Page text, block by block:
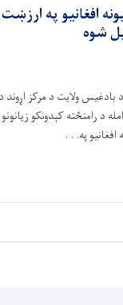
د ۳.۲ میلیونه افغانیو په ارزښت
شوه
ولایت د مرکز اړوند د
د رامنځته کېدونکو زیانونو